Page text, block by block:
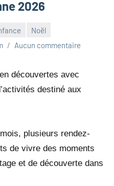
2026
Noël
Aucun commentaire
découvertes avec
destiné aux
plusieurs rendez-
de vivre des moments
et de découverte dans